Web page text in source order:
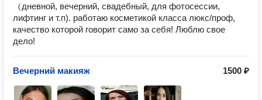
（дневной, вечерний, свадебный, для фотосессии,
лифтинг и т.п). работаю косметикой класса люкс/проф,
качество которой говорит само за себя! Люблю свое
дело!
Вечерний макияж 1500 ₽